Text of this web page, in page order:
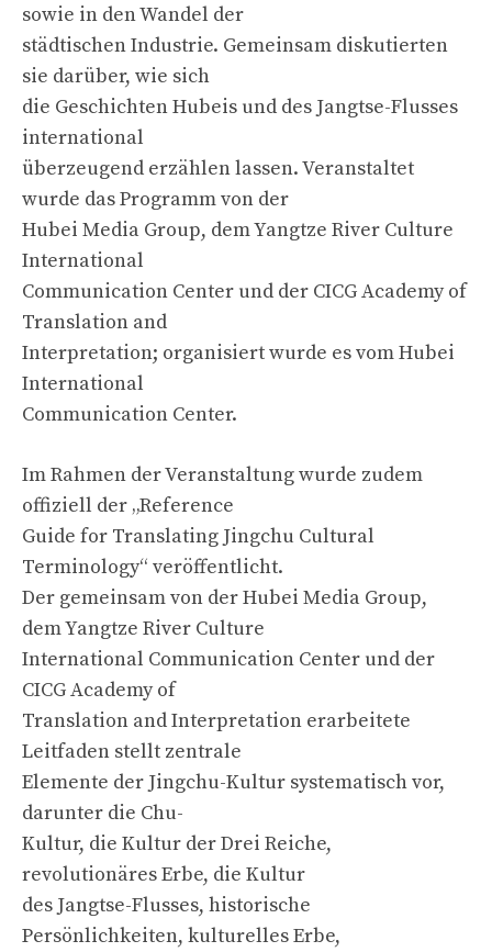
sowie in den Wandel der
städtischen Industrie. Gemeinsam diskutierten
sie darüber, wie sich
die Geschichten Hubeis und des Jangtse-Flusses
international
überzeugend erzählen lassen. Veranstaltet
wurde das Programm von der
Hubei Media Group, dem Yangtze River Culture
International
Communication Center und der CICG Academy of
Translation and
Interpretation; organisiert wurde es vom Hubei
International
Communication Center.
Im Rahmen der Veranstaltung wurde zudem
offiziell der „Reference
Guide for Translating Jingchu Cultural
Terminology“ veröffentlicht.
Der gemeinsam von der Hubei Media Group,
dem Yangtze River Culture
International Communication Center und der
CICG Academy of
Translation and Interpretation erarbeitete
Leitfaden stellt zentrale
Elemente der Jingchu-Kultur systematisch vor,
darunter die Chu-
Kultur, die Kultur der Drei Reiche,
revolutionäres Erbe, die Kultur
des Jangtse-Flusses, historische
Persönlichkeiten, kulturelles Erbe,